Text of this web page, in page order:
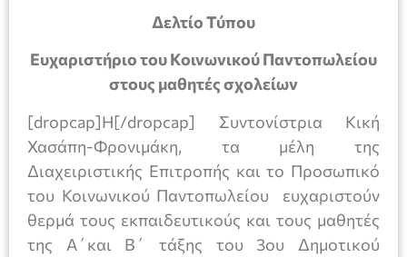
Δελτίο Τύπου
Ευχαριστήριο του Κοινωνικού Παντοπωλείου
στους μαθητές σχολείων
[dropcap]Η[/dropcap] Συντονίστρια Κική
Χασάπη-Φρονιμάκη, τα μέλη της
Διαχειριστικής Επιτροπής και το Προσωπικό
του Κοινωνικού Παντοπωλείου ευχαριστούν
θερμά τους εκπαιδευτικούς και τους μαθητές
της Α΄και Β΄ τάξης του 3ου Δημοτικού